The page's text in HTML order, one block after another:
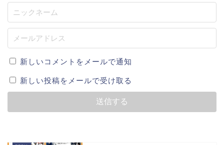
新しいコメントをメールで通知
新しい投稿をメールで受け取る